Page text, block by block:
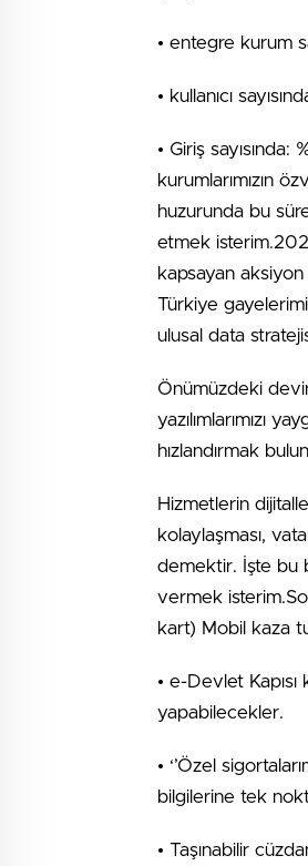
• entegre kurum
• kullanıcı
• Giriş
kurumlarımızın
huzurunda bu
etmek
kapsayan aksiyon
Türkiye
ulusal data
Önümüzdeki
yazılımlarımızı
hızlandırmak
Hizmetlerin
kolaylaşması,
demektir. İşte bu
vermek
kart) Mobil kaza
• e-Devlet Kapısı
yapabilecekler.
• ‘’Özel
bilgilerine tek
• Taşınabilir